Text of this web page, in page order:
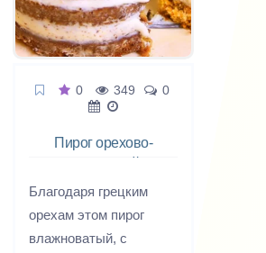
0 349 0
Пирог орехово-
Благодаря грецким
орехам этом пирог
влажноватый, с